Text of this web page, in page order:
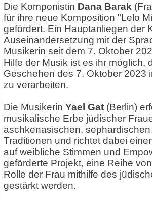
Die Komponistin Dana Barak
für ihre neue Komposition "Lelo
gefördert. Ein Hauptanliegen der
Auseinandersetzung mit der
Musikerin seit dem 7. Oktober
Hilfe der Musik ist es ihr möglich,
Geschehen des 7. Oktober 2023
zu verarbeiten.
Die Musikerin Yael Gat (Berlin)
musikalische Erbe jüdischer
aschkenasischen,
Traditionen und richtet dabei
auf weibliche Stimmen und
geförderte Projekt, eine Reihe
Rolle der Frau mithilfe des
gestärkt werden.